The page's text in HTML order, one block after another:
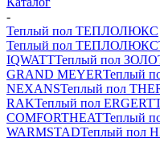
-
Теплый пол ТЕПЛОЛЮКС
Теплый пол ТЕПЛОЛЮКС
IQWATTТеплый пол
GRAND MEYERТеплый
NEXANSТеплый пол
RAKТеплый пол ERGERT
COMFORTHEATТеплый
WARMSTADТеплый пол